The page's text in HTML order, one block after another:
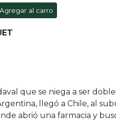
Agregar al carro
que se niega a ser
llegó a Chile, al
abrió una farmacia y